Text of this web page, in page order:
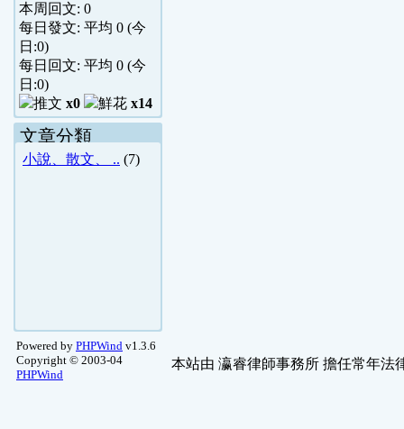
本周回文: 0
每日發文: 平均 0 (今
日:0)
每日回文: 平均 0 (今
日:0)
x0
x14
文章分類
小說、散文、 .. (7)
Powered by PHPWind v1.3.6
Copyright © 2003-04
PHPWind
本站由 瀛睿律師事務所 擔任常年法